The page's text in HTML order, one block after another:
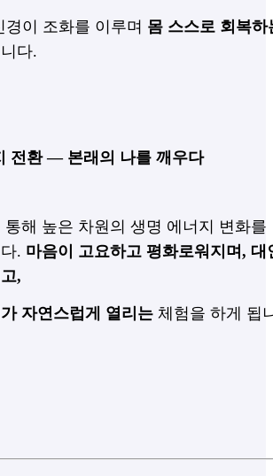
경이 조화를 이루며 몸 스스로 회복하
다.
전환 — 본래의 나를 깨우다
통해 높은 차원의 생명 에너지 변화를
. 마음이 고요하고 평화로워지며, 대
,
자연스럽게 열리는 체험을 하게 됩